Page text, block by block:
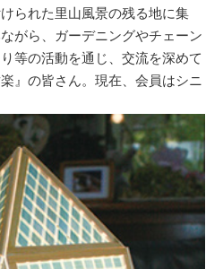
られた里山風景の残る地に集
がら、ガーデニングやチェーン
等の活動を通じ、交流を深めて
』の皆さん。現在、会員はシニ